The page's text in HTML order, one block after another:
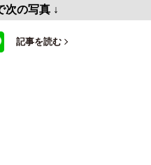
次の写真 ↓
記事を読む